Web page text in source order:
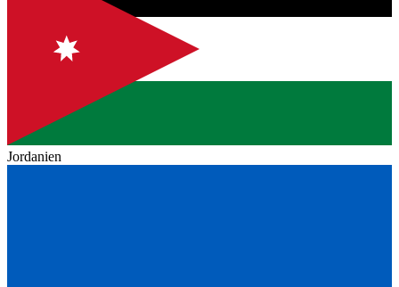
Jordanien